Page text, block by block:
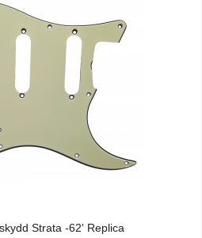
Strata -62' Replica